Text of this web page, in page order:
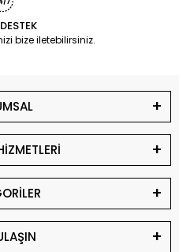
bize iletebilirsiniz.